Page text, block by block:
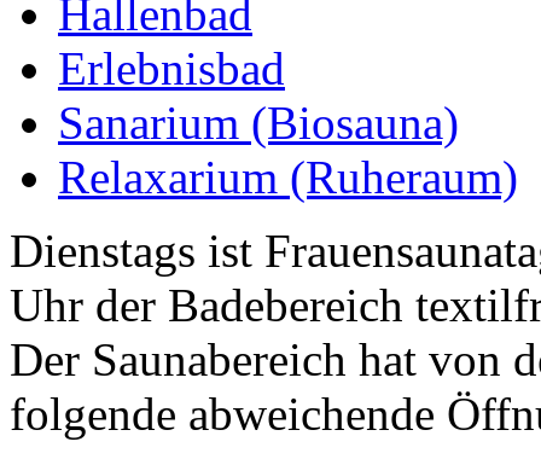
Hallenbad
Erlebnisbad
Sanarium (Biosauna)
Relaxarium (Ruheraum)
Dienstags ist
Uhr der Badebereich
Der Saunabereich hat von
folgende abweichende